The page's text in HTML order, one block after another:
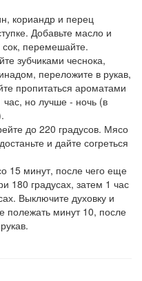
кориандр и перец
Добавьте масло и
перемешайте.
зубчиками чеснока,
переложите в рукав,
пропитаться ароматами
но лучше - ночь (в
до 220 градусов. Мясо
и дайте согреться
15 минут, после чего еще
180 градусах, затем 1 час
Выключите духовку и
полежать минут 10, после